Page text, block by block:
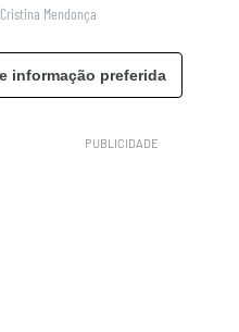
Cristina Mendonça
informação preferida